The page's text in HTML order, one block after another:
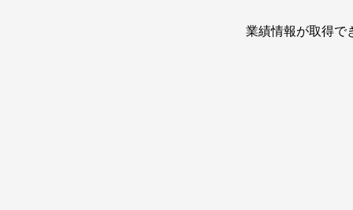
業績情報が取得で